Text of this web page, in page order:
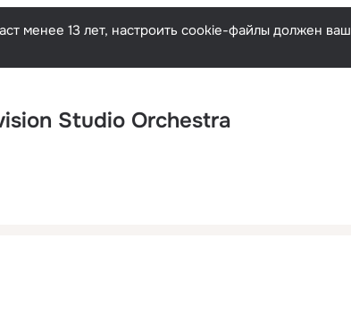
Русский
менее 13 лет, настроить cookie-файлы должен ваш
Studio Orchestra